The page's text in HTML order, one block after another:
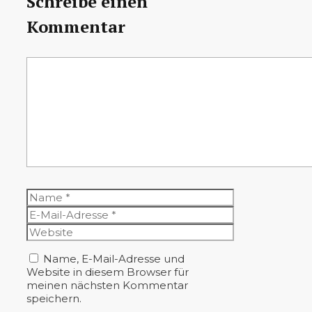
Kommentar
Name
E-
Mail-
Adresse
Website
Name, E-Mail-Adresse und
Website in diesem Browser für
meinen nächsten Kommentar
speichern.